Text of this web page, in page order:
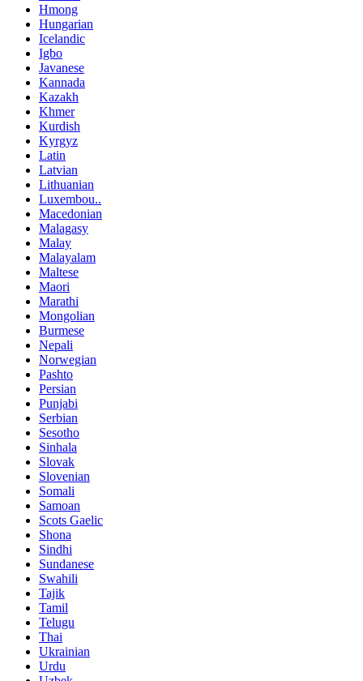
Hmong
Hungarian
Icelandic
Igbo
Javanese
Kannada
Kazakh
Khmer
Kurdish
Kyrgyz
Latin
Latvian
Lithuanian
Luxembou..
Macedonian
Malagasy
Malay
Malayalam
Maltese
Maori
Marathi
Mongolian
Burmese
Nepali
Norwegian
Pashto
Persian
Punjabi
Serbian
Sesotho
Sinhala
Slovak
Slovenian
Somali
Samoan
Scots Gaelic
Shona
Sindhi
Sundanese
Swahili
Tajik
Tamil
Telugu
Thai
Ukrainian
Urdu